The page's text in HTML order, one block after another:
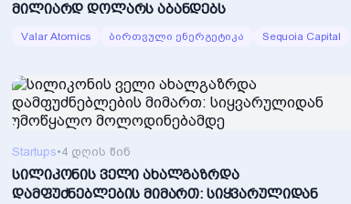
მილიარდ დოლარს აბანდებს
Valar Atomics ბირთვული ენერგეტიკა Sequoia Capital
Startups•4 დღის წინ
სილიკონის ველი ახალგაზრდა
დამფუძნებლების მიმართ: სიყვარულიდან